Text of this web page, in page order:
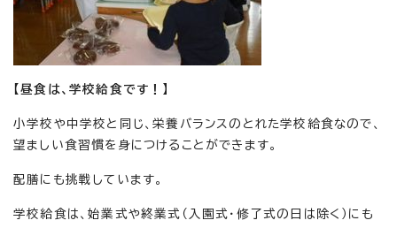
【昼食は、学校給食です！】
小学校や中学校と同じ、栄養バランスのとれた学校給食なので、
望ましい食習慣を身につけることができます。
配膳にも挑戦しています。
学校給食は、始業式や終業式（入園式・修了式の日は除く）にも